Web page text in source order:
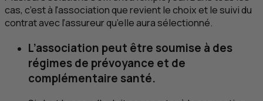
cas, c’est à l'association que revient le choix et le suivi du
contrat avec l’assureur qu’elle aura sélectionné.
L’association peut être soumise à des
régimes de prévoyance et de
complémentaire santé.